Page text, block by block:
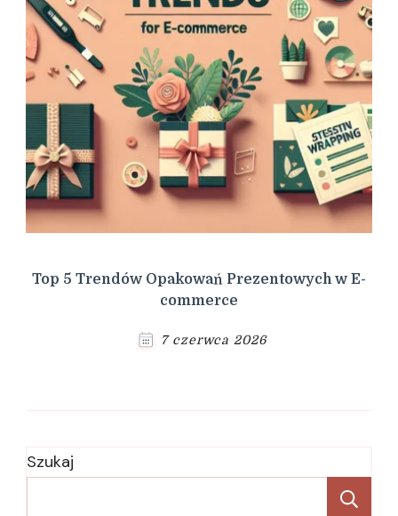
Top 5 Trendów Opakowań Prezentowych w E-
commerce
7 czerwca 2026
Szukaj